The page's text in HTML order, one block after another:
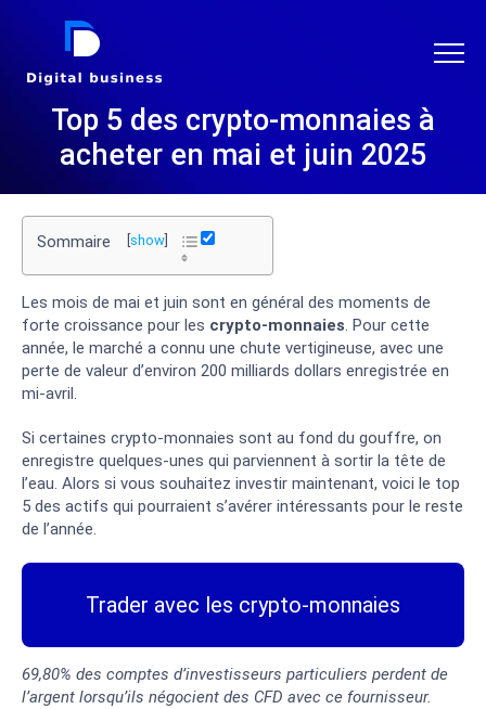
DIGITAL BUSINESS
Top 5 des crypto-monnaies à
acheter en mai et juin 2025
Sommaire show
Les mois de mai et juin sont en général des moments de
forte croissance pour les crypto-monnaies. Pour cette
année, le marché a connu une chute vertigineuse, avec une
perte de valeur d’environ 200 milliards dollars enregistrée en
mi-avril.
Si certaines crypto-monnaies sont au fond du gouffre, on
enregistre quelques-unes qui parviennent à sortir la tête de
l’eau. Alors si vous souhaitez investir maintenant, voici le top
5 des actifs qui pourraient s’avérer intéressants pour le reste
de l’année.
Trader avec les crypto-monnaies
69,80% des comptes d’investisseurs particuliers perdent de
l’argent lorsqu’ils négocient des CFD avec ce fournisseur.